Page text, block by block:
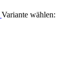
Variante wählen: